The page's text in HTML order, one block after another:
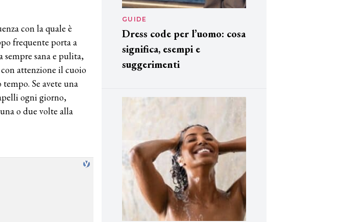
con la quale è
frequente porta a
sana e pulita,
attenzione il cuoio
Se avete una
ogni giorno,
o due volte alla
GUIDE
Dress code per l’uomo: cosa
significa, esempi e
suggerimenti